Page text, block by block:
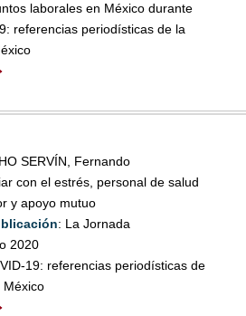
laborales en México durante
referencias periodísticas de la
SERVÍN, Fernando
con el estrés, personal de salud
y apoyo mutuo
: La Jornada
2020
19: referencias periodísticas de
México